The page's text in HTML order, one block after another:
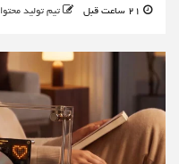
تیم تولید محتوا